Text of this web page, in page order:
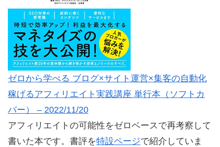
ゼロから学べる ブログ×サイト運営×集客の自動化
稼げるアフィリエイト実践講座 単行本（ソフトカ
バー） – 2022/11/20
アフィリエイトの可能性をゼロベースで再考察して
書いた本です。書評を特設ページで紹介していま